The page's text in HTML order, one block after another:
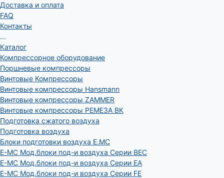
Доставка и оплата
FAQ
Контакты
...
Каталог
Компрессорное оборудование
Поршневые компрессоры
Винтовые Компрессоры
Винтовые компрессоры Hansmann
Винтовые компрессоры ZAMMER
Винтовые компрессоры РЕМЕЗА ВК
Подготовка сжатого воздуха
Подготовка воздуха
Блоки подготовки воздуха E.MC
E-MC Мод.блоки под-и воздуха Серии BEC
E-MC Мод.блоки под-и воздуха Серии EA
E-MC Мод.блоки под-и воздуха Серии FE